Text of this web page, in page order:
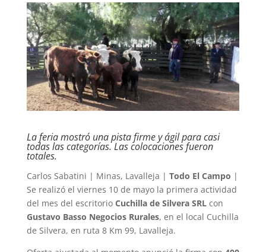
La feria mostró una pista firme y ágil para casi
todas las categorías. Las colocaciones fueron
totales.
Carlos Sabatini | Minas, Lavalleja | Todo El Campo |
Se realizó el viernes 10 de mayo la primera actividad
del mes del escritorio Cuchilla de Silvera SRLcon
Gustavo Basso Negocios Rurales, en el local Cuchilla
de Silvera, en ruta 8 Km 99, Lavalleja.